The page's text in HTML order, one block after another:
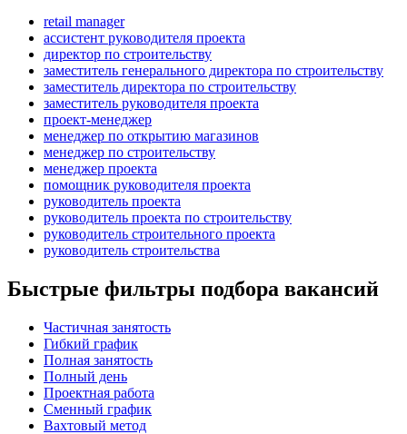
retail manager
ассистент руководителя проекта
директор по строительству
заместитель генерального директора по строительству
заместитель директора по строительству
заместитель руководителя проекта
проект-менеджер
менеджер по открытию магазинов
менеджер по строительству
менеджер проекта
помощник руководителя проекта
руководитель проекта
руководитель проекта по строительству
руководитель строительного проекта
руководитель строительства
Быстрые фильтры подбора вакансий
Частичная занятость
Гибкий график
Полная занятость
Полный день
Проектная работа
Сменный график
Вахтовый метод